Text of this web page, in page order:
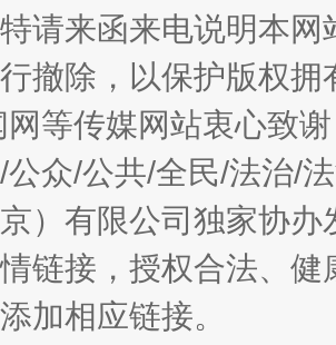
！段成刚被判无期 从幼
请来函来电说明本
撤除，以保护版权
等传媒网站衷心致
公众/公共/全民/法治/
）有限公司独家协
链接，授权合法、
加相应链接。